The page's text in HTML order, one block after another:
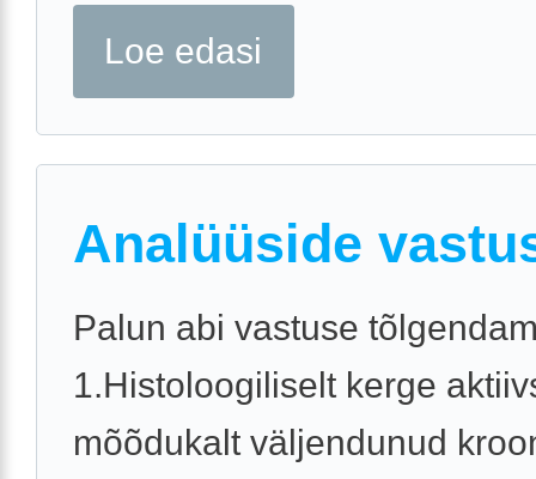
Loe edasi
Analüüside
Palun abi vastuse
1.Histoloogiliselt kerge
mõõdukalt väljendunud